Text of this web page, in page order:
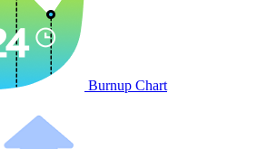
Burnup Chart